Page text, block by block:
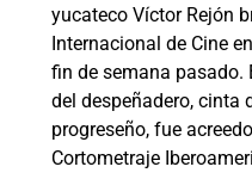
yucateco Víctor Rejón
Internacional de Cine
fin de semana pasado.
del despeñadero, cinta
progreseño, fue
Cortometraje